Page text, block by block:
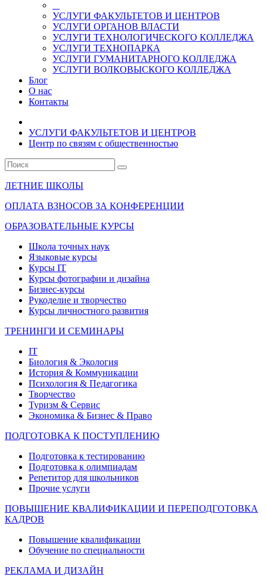
УСЛУГИ ФАКУЛЬТЕТОВ И ЦЕНТРОВ
УСЛУГИ ОРГАНОВ ВЛАСТИ
УСЛУГИ ТЕХНОЛОГИЧЕСКОГО КОЛЛЕДЖА
УСЛУГИ ТЕХНОПАРКА
УСЛУГИ ГУМАНИТАРНОГО КОЛЛЕДЖА
УСЛУГИ ВОЛКОВЫСКОГО КОЛЛЕДЖА
Блог
О нас
Контакты
УСЛУГИ ФАКУЛЬТЕТОВ И ЦЕНТРОВ
Центр по связям с общественностью
ЛЕТНИЕ ШКОЛЫ
ОПЛАТА ВЗНОСОВ ЗА КОНФЕРЕНЦИИ
ОБРАЗОВАТЕЛЬНЫЕ КУРСЫ
Школа точных наук
Языковые курсы
Курсы IT
Курсы фотографии и дизайна
Бизнес-курсы
Рукоделие и творчество
Курсы личностного развития
ТРЕНИНГИ И СЕМИНАРЫ
IT
Биология & Экология
История & Коммуникации
Психология & Педагогика
Творчество
Туризм & Сервис
Экономика & Бизнес & Право
ПОДГОТОВКА К ПОСТУПЛЕНИЮ
Подготовка к тестированию
Подготовка к олимпиадам
Репетитор для школьников
Прочие услуги
ПОВЫШЕНИЕ КВАЛИФИКАЦИИ И ПЕРЕПОДГОТОВКА
КАДРОВ
Повышение квалификации
Обучение по специальности
РЕКЛАМА И ДИЗАЙН